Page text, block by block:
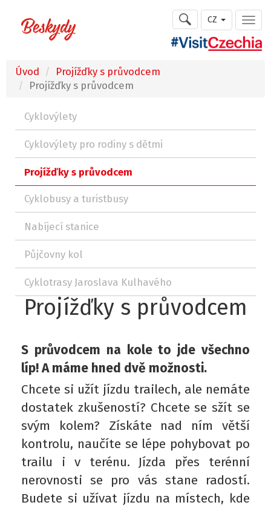
CZ
Úvod
Projížďky s průvodcem
Projížďky s průvodcem
Cyklovýlety
Cyklovýlety pro rodiny s dětmi
Projížďky s průvodcem
Cyklobusy a turistbusy
Nabíjecí stanice
Půjčovny kol
Cyklotrasy Jaroslava Kulhavého
Projížďky s průvodcem
S průvodcem na kole to jde všechno
líp! A máme hned dvě možnosti.
Chcete si užít jízdu trailech, ale nemáte
dostatek zkušeností? Chcete se sžít se
svým kolem? Získáte nad ním větší
kontrolu, naučíte se lépe pohybovat po
trailu i v terénu. Jízda přes terénní
nerovnosti se pro vás stane radostí.
Budete si užívat jízdu na místech, kde